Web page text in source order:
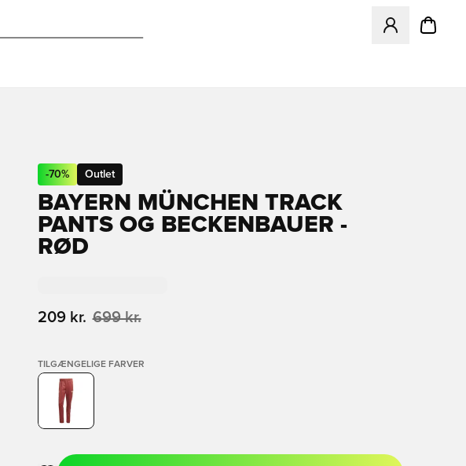
Åbner en
-70% Outlet
BAYERN MÜNCHEN TRACK
PANTS OG BECKENBAUER -
RØD
209 kr. 699 kr.
TILGÆNGELIGE FARVER